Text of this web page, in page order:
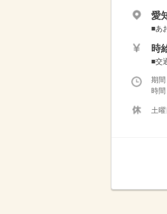
愛
■あ
時
■交
期
時
土曜